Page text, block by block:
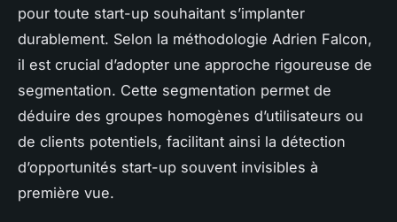
pour toute start-up souhaitant s’implanter
durablement. Selon la méthodologie Adrien Falcon,
il est crucial d’adopter une approche rigoureuse de
segmentation. Cette segmentation permet de
déduire des groupes homogènes d’utilisateurs ou
de clients potentiels, facilitant ainsi la détection
d’opportunités start-up souvent invisibles à
première vue.